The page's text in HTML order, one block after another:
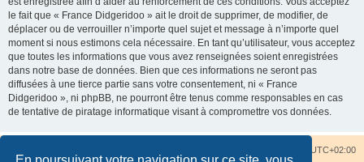
le fait que « France Didgeridoo » ait le droit de supprimer, de modifier, de
déplacer ou de verrouiller n’importe quel sujet et message à n’importe quel
moment si nous estimons cela nécessaire. En tant qu’utilisateur, vous acceptez
que toutes les informations que vous avez renseignées soient enregistrées
dans notre base de données. Bien que ces informations ne seront pas
diffusées à une tierce partie sans votre consentement, ni « France
Didgeridoo », ni phpBB, ne pourront être tenus comme responsables en cas
de tentative de piratage informatique visant à compromettre vos données.
UTC+02:00